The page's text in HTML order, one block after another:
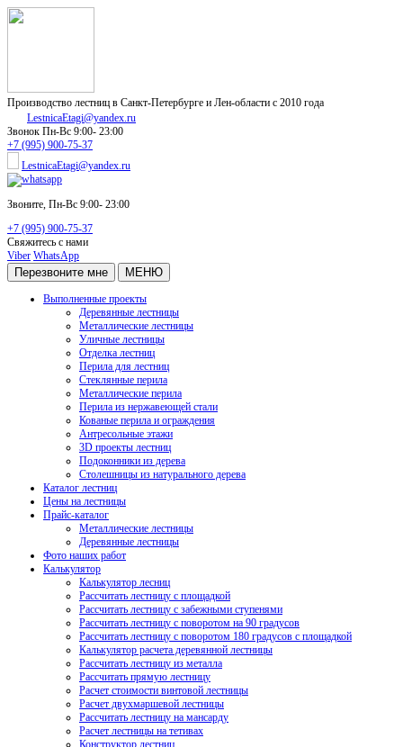
Производство лестниц в Санкт-Петербурге и Лен-области с 2010 года
LestnicaEtagi@yandex.ru
Звонок Пн-Вс 9:00- 23:00
+7 (995) 900-75-37
LestnicaEtagi@yandex.ru
Звоните, Пн-Вс 9:00- 23:00
+7 (995) 900-75-37
Свяжитесь с нами
Viber WhatsApp
Перезвоните мне МЕНЮ
Выполненные проекты
Деревянные лестницы
Металлические лестницы
Уличные лестницы
Отделка лестниц
Перила для лестниц
Стеклянные перила
Металлические перила
Перила из нержавеющей стали
Кованые перила и ограждения
Антресольные этажи
3D проекты лестниц
Подоконники из дерева
Столешницы из натурального дерева
Каталог лестниц
Цены на лестницы
Прайс-каталог
Металлические лестницы
Деревянные лестницы
Фото наших работ
Калькулятор
Калькулятор лесниц
Рассчитать лестницу с площадкой
Рассчитать лестницу с забежными ступенями
Рассчитать лестницу с поворотом на 90 градусов
Рассчитать лестницу с поворотом 180 градусов с площадкой
Калькулятор расчета деревянной лестницы
Рассчитать лестницу из металла
Рассчитать прямую лестницу
Расчет стоимости винтовой лестницы
Расчет двухмаршевой лестницы
Рассчитать лестницу на мансарду
Расчет лестницы на тетивах
Конструктор лестниц